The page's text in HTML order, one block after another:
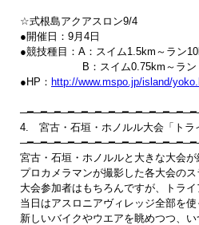
☆式根島アクアスロン9/4
●開催日：9月4日
●競技種目：A：スイム1.5km～ラン
B：スイム0.75km～ラン
●HP： http://www.mspo.jp/island/
4.　宮古・石垣・ホノルル大会「トラ
宮古・石垣・ホノルルと大きな大会
プロカメラマンが撮影した各大会の
大会参加者はもちろんですが、トラ
当日はアスロニアヴィレッジ全部を使
新しいバイクやウエアを眺めつつ、